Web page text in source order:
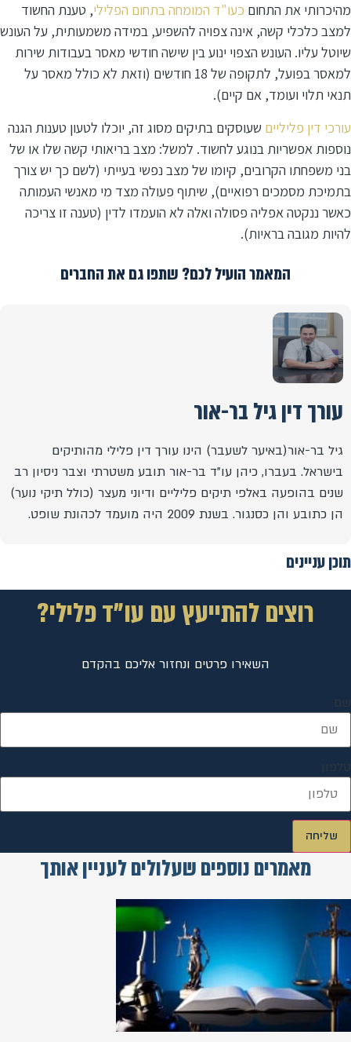
מהיכרותי את התחום כעו"ד המומחה בתחום הפלילי, טענת החשוד
למצב כלכלי קשה, אינה צפויה להשפיע, במידה משמעותית, על העונש
שיוטל עליו. העונש הצפוי ינוע בין שישה חודשי מאסר בעבודות שירות
למאסר בפועל, לתקופה של 18 חודשים (וזאת לא כולל מאסר על
תנאי תלוי ועומד, אם קיים).
עורכי דין פליליים שעוסקים בתיקים מסוג זה, יוכלו לטעון טענות הגנה
נוספות אפשריות בנוגע לחשוד. למשל: מצב בריאותי קשה שלו או של
בני משפחתו הקרובים, קיומו של מצב נפשי בעייתי (לשם כך יש צורך
בתמיכת מסמכים רפואיים), שיתוף פעולה מצד מי מאנשי העמותה
כאשר ננקטה אפליה פסולה ואלה לא הועמדו לדין (טענה זו צריכה
להיות מגובה בראיות).
המאמר הועיל לכם? שתפו גם את החברים
עורך דין גיל בר-אור
גיל בר-אור(באיער לשעבר) הינו עורך דין פלילי מהותיקים
בישראל. בעברו, כיהן עו"ד בר-אור תובע משטרתי וצבר ניסיון רב
שנים בהופעה באלפי תיקים פליליים ודיוני מעצר (כולל תיקי נוער)
הן כתובע והן כסנגור. בשנת 2009 היה מועמד לכהונת שופט.
תוכן עניינים
רוצים להתייעץ עם עו"ד פלילי?
השאירו פרטים ונחזור אליכם בהקדם
שם
טלפון
שליחה
מאמרים נוספים שעלולים לעניין אותך